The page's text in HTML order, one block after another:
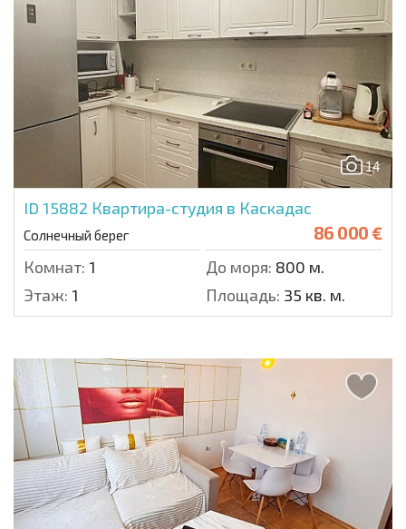
14
ID 15882 Квартира-студия в Каскадас
Солнечный берег 86 000 €
Комнат: 1 До моря: 800 м.
Этаж: 1 Площадь: 35 кв. м.